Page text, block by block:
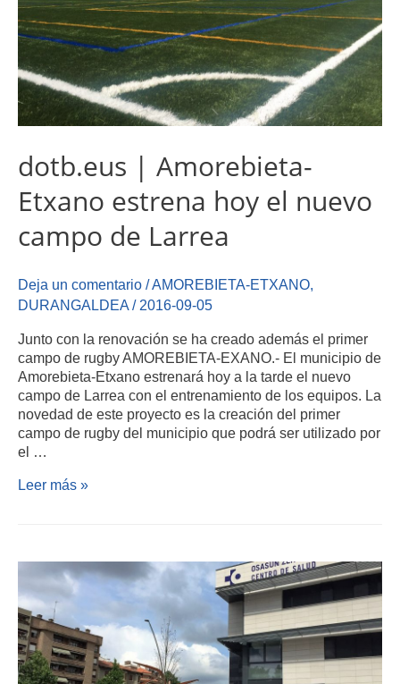
dotb.eus | Amorebieta-
Etxano estrena hoy el nuevo
campo de Larrea
Deja un comentario /AMOREBIETA-ETXANO,
DURANGALDEA / 2016-09-05
Junto con la renovación se ha creado además el primer
campo de rugby AMOREBIETA-EXANO.- El municipio de
Amorebieta-Etxano estrenará hoy a la tarde el nuevo
campo de Larrea con el entrenamiento de los equipos. La
novedad de este proyecto es la creación del primer
campo de rugby del municipio que podrá ser utilizado por
el …
Leer más »